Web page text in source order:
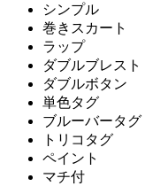
シンプル
巻きスカート
ラップ
ダブルブレスト
ダブルボタン
単色タグ
ブルーバータグ
トリコタグ
ペイント
マチ付